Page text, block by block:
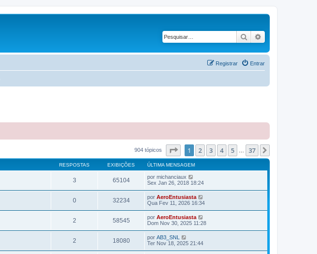
Pesquisar
Entrar
Registrar
904 tópicos Página1 de 37
1 2 3 4 5 37
RESPOSTAS EXIBIÇÕES ÚLTIMA MENSAGEM
3 65104 por michanciaux
Sex Jan 26, 2018 18:24
0 32234 por AeroEntusiasta
Qua Fev 11, 2026 16:34
2 58545 por AeroEntusiasta
Dom Nov 30, 2025 11:28
2 18080 por AB3_SNL
Ter Nov 18, 2025 21:44